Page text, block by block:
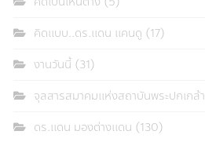
คิดแบบ..ดร.แดน แคนดู (17)
งานวันนี้ (31)
จุลสารสมาคมแห่งสถาบันพระปกเกล้า
ดร.แดน มองต่างแดน (130)